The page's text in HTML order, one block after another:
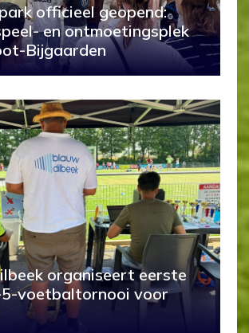
officieel geopend:
en ontmoetingsplek
Bijgaarden
organiseert eerste
voetbaltornooi voor